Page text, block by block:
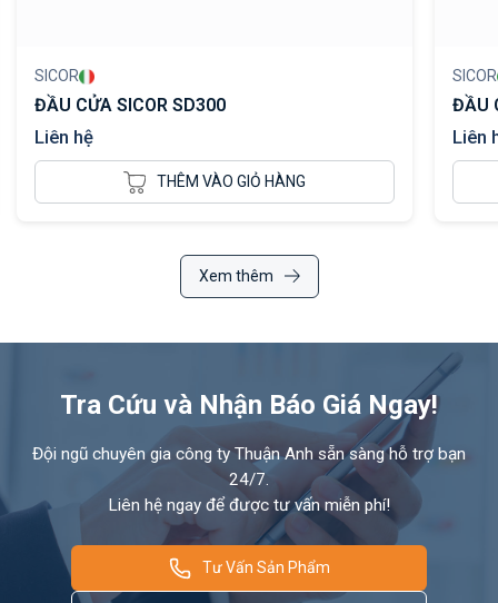
SICOR
ĐẦU CỬA SICOR SD300
Liên hệ
THÊM VÀO GIỎ HÀNG
SICOR
ĐẦU
Liên
Xem thêm
Tra Cứu và Nhận Báo Giá Ngay!
Đội ngũ chuyên gia công ty Thuận Anh sẵn sàng hỗ trợ bạn
24/7.
Liên hệ ngay để được tư vấn miễn phí!
Tư Vấn Sản Phẩm